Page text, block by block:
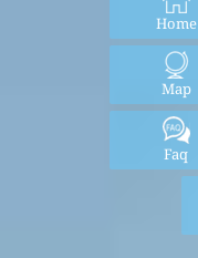
Home
Map
Faq